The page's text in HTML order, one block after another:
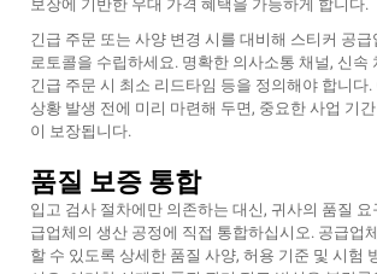
보장에 기반한 우대 가격 혜택을 가능하게 합니다.
긴급 주문 또는 사양 변경 시를 대비해 스티커 공
로토콜을 수립하세요. 명확한 의사소통 채널, 신속
긴급 주문 시 최소 리드타임 등을 정의해야 합니다
상황 발생 전에 미리 마련해 두면, 중요한 사업 기
이 보장됩니다.
품질 보증 통합
입고 검사 절차에만 의존하는 대신, 귀사의 품질
급업체의 생산 공정에 직접 통합하십시오. 공급업
할 수 있도록 상세한 품질 사양, 허용 기준 및 시험